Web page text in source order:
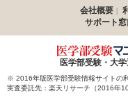
会社概要
サポート窓
医学部受験・大
※ 2016年版医学部受験情報サイトの
実査委託先：楽天リサーチ（2016年10